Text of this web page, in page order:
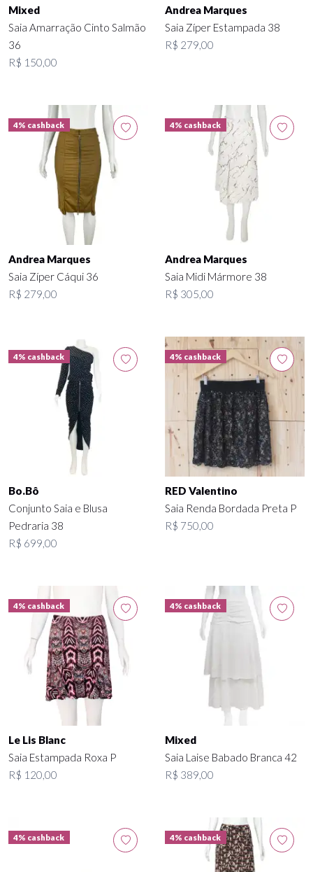
Mixed
Saia Amarração Cinto Salmão
36
R$ 150,00
Andrea Marques
Saia Zíper Estampada 38
R$ 279,00
4% cashback
Andrea Marques
Saia Zíper Cáqui 36
R$ 279,00
4% cashback
Andrea Marques
Saia Midi Mármore 38
R$ 305,00
4% cashback
Bo.Bô
Conjunto Saia e Blusa
Pedraria 38
R$ 699,00
4% cashback
RED Valentino
Saia Renda Bordada Preta P
R$ 750,00
4% cashback
Le Lis Blanc
Saia Estampada Roxa P
R$ 120,00
4% cashback
Mixed
Saia Laise Babado Branca 42
R$ 389,00
4% cashback 4% cashback